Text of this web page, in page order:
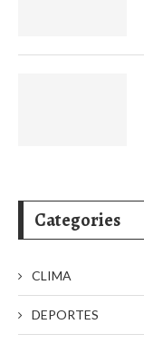
Categories
CLIMA
DEPORTES